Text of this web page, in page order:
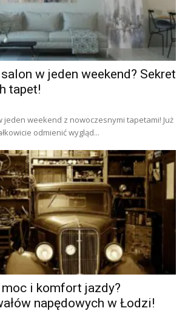
w jeden weekend? Sekret
tapet!
jeden weekend z nowoczesnymi tapetami! Już
odmienić wygląd...
i komfort jazdy?
napędowych w Łodzi!